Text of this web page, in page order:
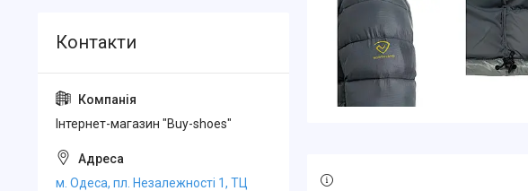
Інтернет-магазин "Buy-shoes"
м. Одеса, пл. Незалежності 1, ТЦ